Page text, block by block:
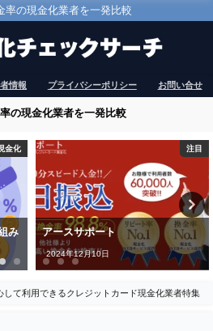
率の現金化業者を一発比較
情報 プライバシーポリシー お問い合せ
の現金化業者を一発比較
注目 ギフト券現金化
電子ギフト券を使った現金化の実
態と注意点
2025年2月16日
して利用できるクレジットカード現金化業者特集